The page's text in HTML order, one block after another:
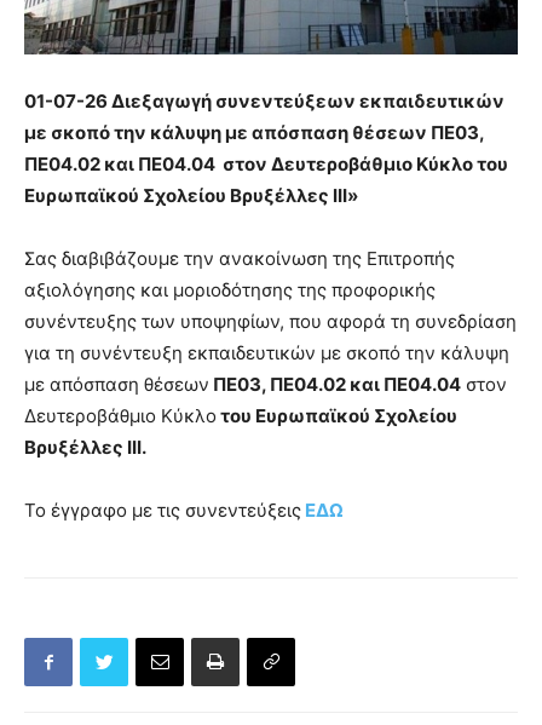
01-07-26 Διεξαγωγή συνεντεύξεων εκπαιδευτικών
με σκοπό την κάλυψη με απόσπαση θέσεων ΠΕ03,
ΠΕ04.02 και ΠΕ04.04 στον Δευτεροβάθμιο Κύκλο του
Ευρωπαϊκού Σχολείου Βρυξέλλες ΙΙΙ»
Σας διαβιβάζουμε την ανακοίνωση της Επιτροπής
αξιολόγησης και μοριοδότησης της προφορικής
συνέντευξης των υποψηφίων, που αφορά τη συνεδρίαση
για τη συνέντευξη εκπαιδευτικών με σκοπό την κάλυψη
με απόσπαση θέσεων ΠΕ03, ΠΕ04.02 και ΠΕ04.04 στον
Δευτεροβάθμιο Κύκλο του Ευρωπαϊκού Σχολείου
Βρυξέλλες ΙΙΙ.
Το έγγραφο με τις συνεντεύξεις ΕΔΩ